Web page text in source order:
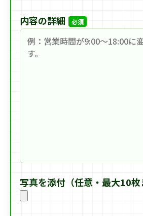
内容の詳細 必須
写真を添付（任意・最大10枚